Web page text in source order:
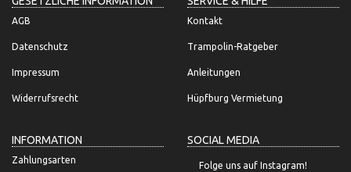
AGB
Datenschutz
Impressum
Widerrufsrecht
Kontakt
Trampolin-Ratgeber
Anleitungen
Hüpfburg Vermietung
INFORMATION
Zahlungsarten
SOCIAL MEDIA
Folge uns auf Instagram!